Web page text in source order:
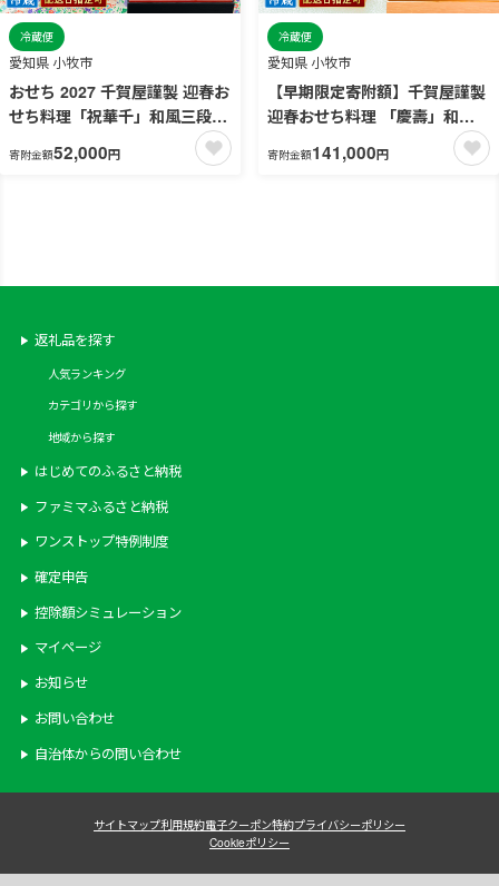
愛知県 小牧市
冷蔵便
おせち 2027 千賀屋謹製 迎春お
せち料理「祝華千」和風三段重
3人前 全41品 冷蔵 豪華6.5寸 3
段重 三段重 おせち料理 重箱 お
おせち おせち予約 年末 年始 お
さと納税おせち 御節 お節料理
寄附金額52,000円
愛知県 小牧市
冷蔵便
【早期限定寄附額】千賀屋謹製
迎春おせち料理 「慶壽」和風
三段重 4～5人前 全41品 冷蔵
おせち 特大8.5寸 3段重 おせち
おせち おせち予約 年末 年始 お
寄附金額141,000円
返礼品を探す
人気ランキング
カテゴリから探す
地域から探す
はじめてのふるさと納税
ファミマふるさと納税
ワンストップ特例制度
確定申告
控除額シミュレーション
マイページ
お知らせ
お問い合わせ
自治体からの問い合わせ
サイトマップ利用規約電子クーポン特約プライバシーポリシー
Cookieポリシー